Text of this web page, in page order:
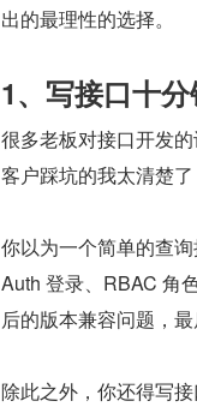
出的最理性的选择。
1、写接口十
很多老板对接口开发
客户踩坑的我太清楚
你以为一个简单的查
Auth 登录、RBAC 角
后的版本兼容问题，
除此之外，你还得写